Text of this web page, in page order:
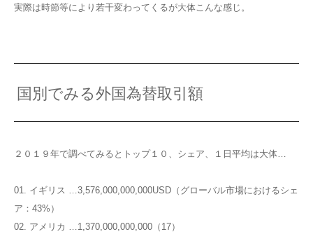
実際は時節等により若干変わってくるが大体こんな感じ。
国別でみる外国為替取引額
２０１９年で調べてみるとトップ１０、シェア、１日平均は大体…
01. イギリス …3,576,000,000,000USD（グローバル市場におけるシェ
ア：43%）
02. アメリカ …1,370,000,000,000（17）